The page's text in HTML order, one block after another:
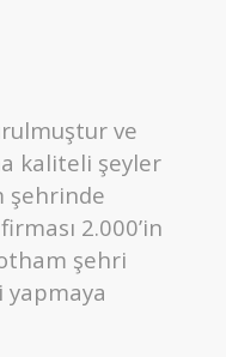
ve
kaliteli şeyler
şehrinde
2.000’in
şehri
yapmaya